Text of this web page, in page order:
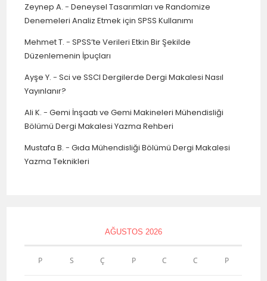
Zeynep A. -Deneysel Tasarımları ve Randomize
Denemeleri Analiz Etmek için SPSS Kullanımı
Mehmet T. -SPSS’te Verileri Etkin Bir Şekilde
Düzenlemenin İpuçları
Ayşe Y. -Sci ve SSCI Dergilerde Dergi Makalesi Nasıl
Yayınlanır?
Ali K. -Gemi İnşaatı ve Gemi Makineleri Mühendisliği
Bölümü Dergi Makalesi Yazma Rehberi
Mustafa B. -Gıda Mühendisliği Bölümü Dergi Makalesi
Yazma Teknikleri
AĞUSTOS 2026
P S Ç P C C P